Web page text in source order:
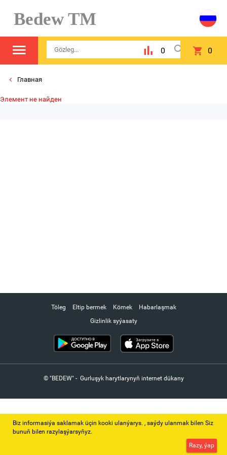
Bedew TM
0 0
Главная
Элемент не найден
Töleg Eltip bermek Kömek
Habarlaşmak
Gizlinlik syýasaty
© "BEDEW" - Gurluşyk harytlarynyň internet dükany
Biz informasiýa saklamak üçin kooki ulanýarys. ‚ saýdy ulanmak bilen Siz
bunuň bilen razylaşýarsyňyz.
Razy, ýap